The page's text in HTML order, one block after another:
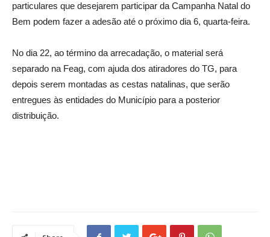
particulares que desejarem participar da Campanha Natal do
Bem podem fazer a adesão até o próximo dia 6, quarta-feira.
No dia 22, ao término da arrecadação, o material será
separado na Feag, com ajuda dos atiradores do TG, para
depois serem montadas as cestas natalinas, que serão
entregues às entidades do Município para a posterior
distribuição.